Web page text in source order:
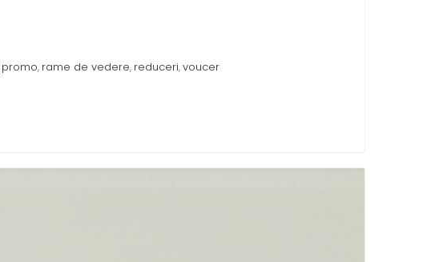
promo, rame de vedere, reduceri,voucer